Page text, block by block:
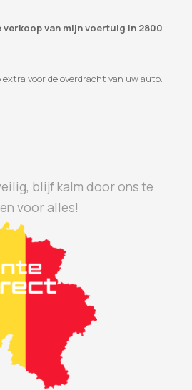
van mijn voertuig in 2800
extra voor de overdracht van uw auto.
blijf kalm door ons te
voor alles!